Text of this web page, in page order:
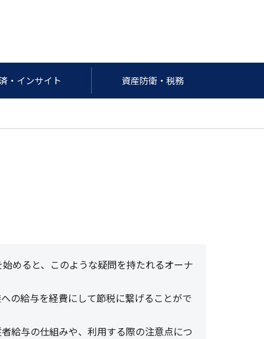
・インサイト 資産防衛・税務
めると、このような疑問を持たれるオーナ
の給与を経費にして節税に繋げることがで
給与の仕組みや、利用する際の注意点につ